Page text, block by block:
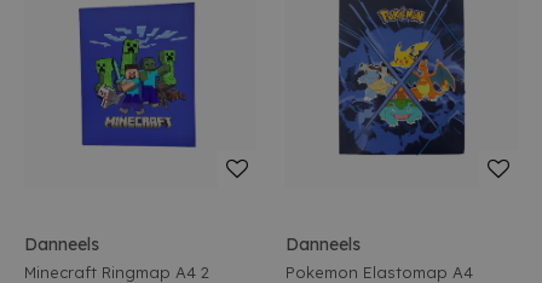
Danneels
Minecraft Ringmap A4 2
Danneels
Pokemon Elastomap A4